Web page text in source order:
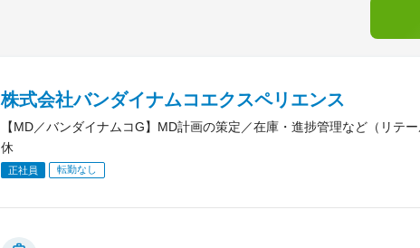
株式会社バンダイナムコエクスペリエンス
【MD／バンダイナムコG】MD計画の策定／在庫・進捗管理など（リ
休
正社員 転勤なし